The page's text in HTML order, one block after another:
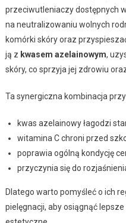
przeciwutleniaczy dostępnych
na neutralizowaniu wolnych
komórki skóry oraz
ją z kwasem azelainowym,
skóry, co sprzyja jej zdrowiu
Ta synergiczna kombinacja
kwas azelainowy łagodzi
witamina C chroni przed
poprawia ogólną kondycję
przyczynia się do
Dlatego warto pomyśleć o ich
pielęgnacji, aby osiągnąć